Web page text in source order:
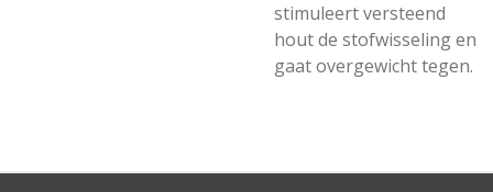
stimuleert versteend
hout de stofwisseling en
gaat overgewicht tegen.